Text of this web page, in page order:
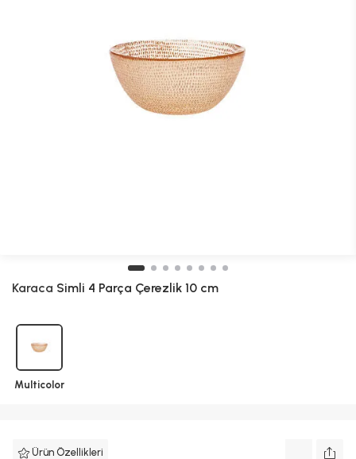
Karaca Simli 4 Parça Çerezlik 10 cm
Multicolor
Ürün Özellikleri